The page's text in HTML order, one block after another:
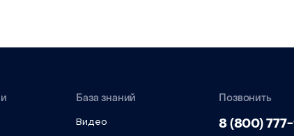
База знаний
Видео
Позвонить
8 (800)